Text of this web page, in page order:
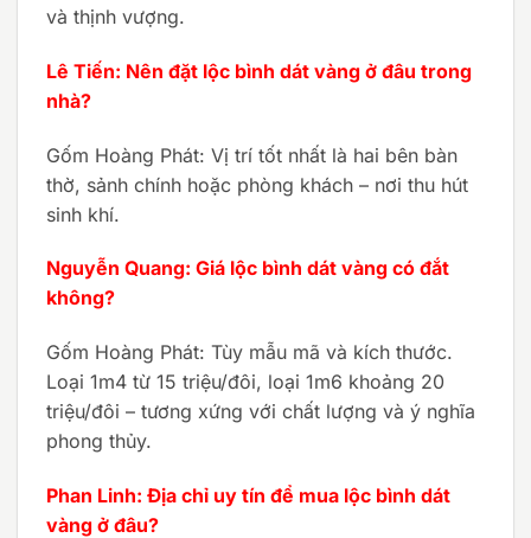
và thịnh vượng.
Lê Tiến: Nên đặt lộc bình dát vàng ở đâu trong
nhà?
Gốm Hoàng Phát: Vị trí tốt nhất là hai bên bàn
thờ, sảnh chính hoặc phòng khách – nơi thu hút
sinh khí.
Nguyễn Quang: Giá lộc bình dát vàng có đắt
không?
Gốm Hoàng Phát: Tùy mẫu mã và kích thước.
Loại 1m4 từ 15 triệu/đôi, loại 1m6 khoảng 20
triệu/đôi – tương xứng với chất lượng và ý nghĩa
phong thủy.
Phan Linh: Địa chỉ uy tín để mua lộc bình dát
vàng ở đâu?